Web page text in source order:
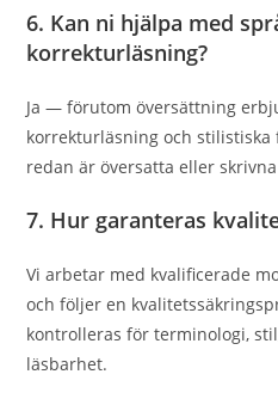
6. Kan ni hjälpa med
korrekturläsning?
Ja — förutom översättning
korrekturläsning och
redan är översatta eller
7. Hur garanteras
Vi arbetar med kvalificerade
och följer en
kontrolleras för terminologi,
läsbarhet.